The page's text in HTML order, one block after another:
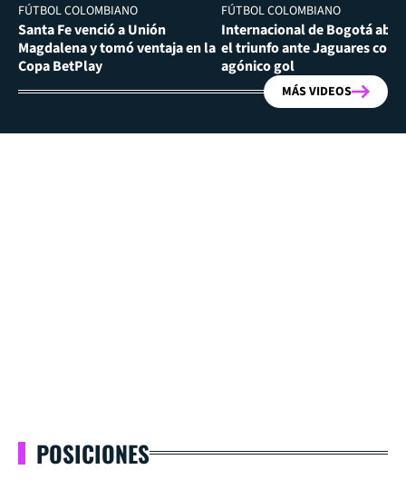
FÚTBOL COLOMBIANO
Santa Fe venció a Unión
Magdalena y tomó ventaja en la
Copa BetPlay
FÚTBOL COLOMBIANO
Internacional de Bogotá
el triunfo ante Jaguares con
agónico gol
MÁS VIDEOS
POSICIONES